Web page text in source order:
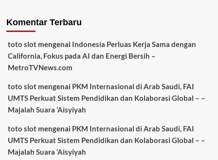
Komentar Terbaru
toto slotmengenai Indonesia Perluas Kerja Sama dengan
California, Fokus pada AI dan Energi Bersih –
MetroTVNews.com
toto slotmengenai PKM Internasional di Arab Saudi, FAI
UMTS Perkuat Sistem Pendidikan dan Kolaborasi Global – –
Majalah Suara ‘Aisyiyah
toto slotmengenai PKM Internasional di Arab Saudi, FAI
UMTS Perkuat Sistem Pendidikan dan Kolaborasi Global – –
Majalah Suara ‘Aisyiyah